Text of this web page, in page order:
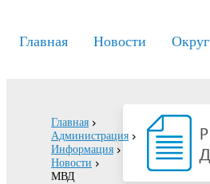
Главная Новости Округ
Главная
Администрация
Информация
Новости
МВД